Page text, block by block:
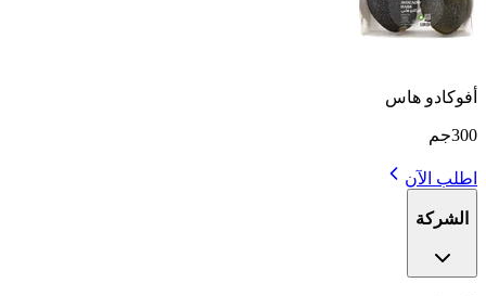
أفوكادو هاس
300جم
اطلب الآن
الشركة